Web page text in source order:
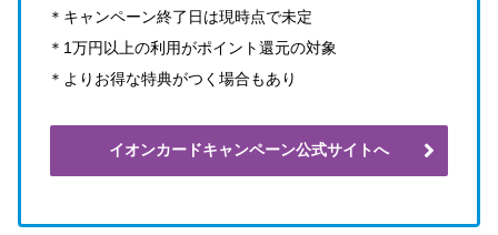
＊キャンペーン終了日は現時点で未定
＊1万円以上の利用がポイント還元の対象
＊よりお得な特典がつく場合もあり
イオンカードキャンペーン公式サイトへ